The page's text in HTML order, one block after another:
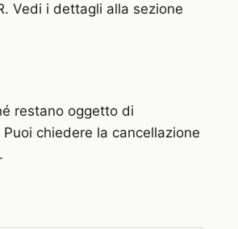
Vedi i dettagli alla sezione
restano oggetto di
chiedere la cancellazione
.